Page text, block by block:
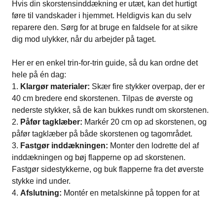
Hvis din skorstensinddækning er utæt, kan det hurtigt
føre til vandskader i hjemmet. Heldigvis kan du selv
reparere den. Sørg for at bruge en faldsele for at sikre
dig mod ulykker, når du arbejder på taget.
Her er en enkel trin-for-trin guide, så du kan ordne det
hele på én dag:
Klargør materialer: Skær fire stykker overpap, der er
40 cm bredere end skorstenen. Tilpas de øverste og
nederste stykker, så de kan bukkes rundt om skorstenen.
Påfør tagklæber: Markér 20 cm op ad skorstenen, og
påfør tagklæber på både skorstenen og tagområdet.
Fastgør inddækningen: Monter den lodrette del af
inddækningen og bøj flapperne op ad skorstenen.
Fastgør sidestykkerne, og buk flapperne fra det øverste
stykke ind under.
Afslutning: Montér en metalskinne på toppen for at